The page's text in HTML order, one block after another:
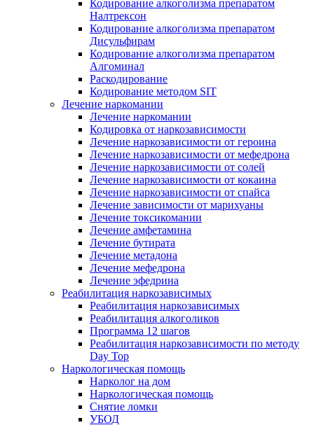
Кодирование алкоголизма препаратом
Налтрексон
Кодирование алкоголизма препаратом
Дисульфирам
Кодирование алкоголизма препаратом
Алгоминал
Раскодирование
Кодирование методом SIT
Лечение наркомании
Лечение наркомании
Кодировка от наркозависимости
Лечение наркозависимости от героина
Лечение наркозависимости от мефедрона
Лечение наркозависимости от солей
Лечение наркозависимости от кокаина
Лечение наркозависимости от спайса
Лечение зависимости от марихуаны
Лечение токсикомании
Лечение амфетамина
Лечение бутирата
Лечение метадона
Лечение мефедрона
Лечение эфедрина
Реабилитация наркозависимых
Реабилитация наркозависимых
Реабилитация алкоголиков
Программа 12 шагов
Реабилитация наркозависимости по методу
Day Top
Наркологическая помощь
Нарколог на дом
Наркологическая помощь
Снятие ломки
УБОД